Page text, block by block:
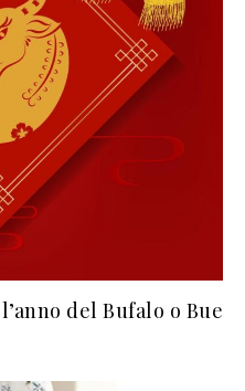
del Bufalo o Bue